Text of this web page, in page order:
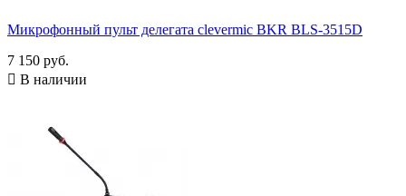
Есть 9
Тип микрофона
Диаграмма направленности
Однонаправленный
Микрофонный пульт делегата clevermic BKR BLS-3515D
7 150 руб.
 В наличии